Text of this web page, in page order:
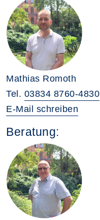
Mathias Romoth
Tel. 03834 8760-4830
E-Mail schreiben
Beratung: